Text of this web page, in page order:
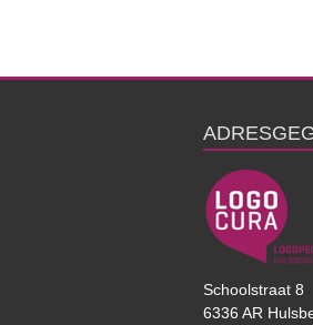
Schoolstraat 8
6336 AR